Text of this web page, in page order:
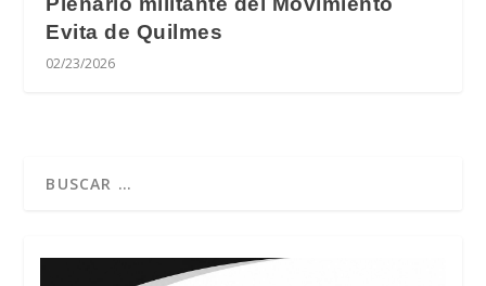
Evita de Quilmes
02/23/2026